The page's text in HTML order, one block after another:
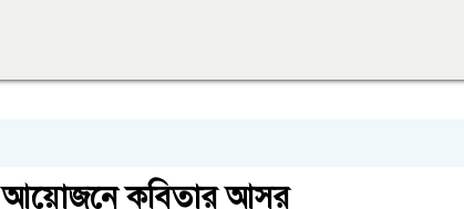
আয়োজনে কবিতার আসর